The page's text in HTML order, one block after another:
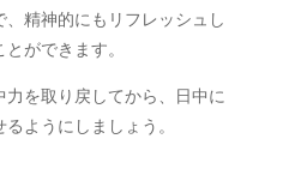
精神的にもリフレッシュし
ができます。
力を取り戻してから、日中に
ようにしましょう。